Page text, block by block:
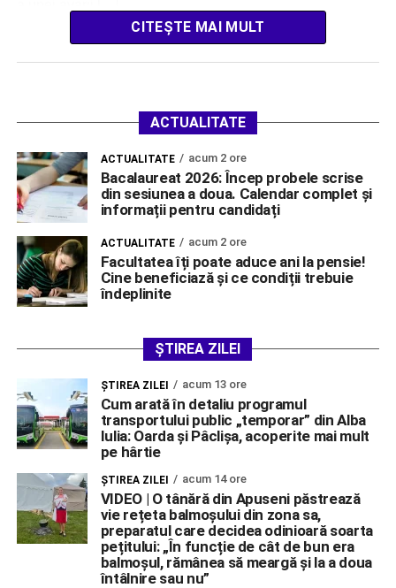
CITEȘTE MAI MULT
ACTUALITATE
ACTUALITATE acum 2 ore
Bacalaureat 2026: Încep probele scrise
din sesiunea a doua. Calendar complet și
informații pentru candidați
ACTUALITATE acum 2 ore
Facultatea îți poate aduce ani la pensie!
Cine beneficiază și ce condiții trebuie
îndeplinite
ȘTIREA ZILEI
ŞTIREA ZILEI acum 13 ore
Cum arată în detaliu programul
transportului public „temporar” din Alba
Iulia: Oarda și Pâclișa, acoperite mai mult
pe hârtie
ŞTIREA ZILEI acum 14 ore
VIDEO | O tânără din Apuseni păstrează
vie rețeta balmoșului din zona sa,
preparatul care decidea odinioară soarta
pețitului: „În funcție de cât de bun era
balmoșul, rămânea să meargă și la a doua
întâlnire sau nu”